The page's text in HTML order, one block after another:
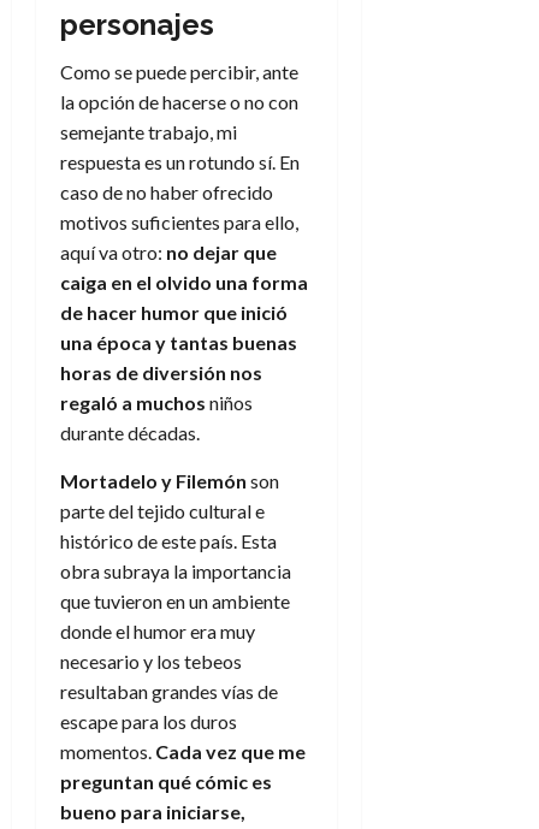
personajes
Como se puede percibir, ante
la opción de hacerse o no con
semejante trabajo, mi
respuesta es un rotundo sí. En
caso de no haber ofrecido
motivos suficientes para ello,
aquí va otro: no dejar que
caiga en el olvido una forma
de hacer humor que inició
una época y tantas buenas
horas de diversión nos
regaló a muchos niños
durante décadas.
Mortadelo y Filemón son
parte del tejido cultural e
histórico de este país. Esta
obra subraya la importancia
que tuvieron en un ambiente
donde el humor era muy
necesario y los tebeos
resultaban grandes vías de
escape para los duros
momentos. Cada vez que me
preguntan qué cómic es
bueno para iniciarse,